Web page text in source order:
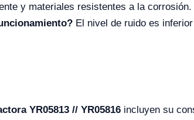
y materiales resistentes a la corrosión.
El nivel de ruido es
YR05813 // YR05816 incluyen su